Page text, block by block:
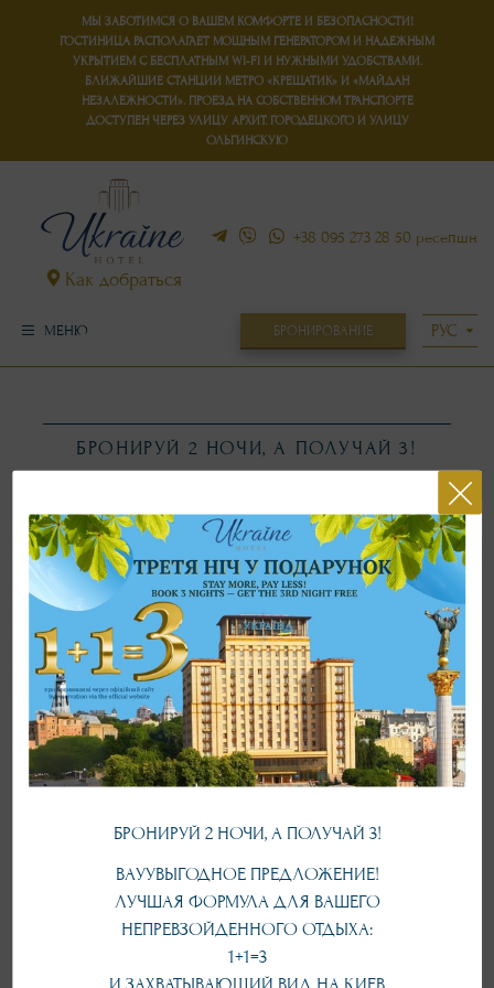
МЫ ЗАБОТИМСЯ О ВАШЕМ КОМФОРТЕ И БЕЗОПАСНОСТИ!
ГОСТИНИЦА РАСПОЛАГАЕТ МОЩНЫМ ГЕНЕРАТОРОМ И НАДЕЖНЫМ
УКРЫТИЕМС БЕСПЛАТНЫМ WI-FI И НУЖНЫМИ УДОБСТВАМИ.
БЛИЖАЙШИЕ СТАНЦИИ МЕТРО «КРЕЩАТИК» И «МАЙДАН
НЕЗАЛЕЖНОСТИ». ПРОЕЗД НА СОБСТВЕННОМ ТРАНСПОРТЕ
ДОСТУПЕН ЧЕРЕЗ УЛИЦУ АРХИТ. ГОРОДЕЦКОГО И УЛИЦУ
ОЛЬГИНСКУЮ
Как добраться
+38 095 273 28 50 ресепшн
МЕНЮ БРОНИРОВАНИЕ
БРОНИРУЙ 2 НОЧИ, А ПОЛУЧАЙ 3!
ЗАБРОНИРОВАТЬ ПО АКЦИИ
У Вас есть уникальная возможность получить:
Скидку - 5% на проживание;
Непревзойденный вид из окна на сердце столицы;
Гостиница имеет надежное укрытие и мощный генератор.
Чтобы воспользоваться предложением, просто выберите
при бронировании — акция применяется автоматически.
БРОНИРУЙ 2 НОЧИ, А ПОЛУЧАЙ 3!
ВАУУВЫГОДНОЕ ПРЕДЛОЖЕНИЕ!
ЛУЧШАЯ ФОРМУЛА ДЛЯ ВАШЕГО
НЕПРЕВЗОЙДЕННОГО ОТДЫХА:
1+1=3